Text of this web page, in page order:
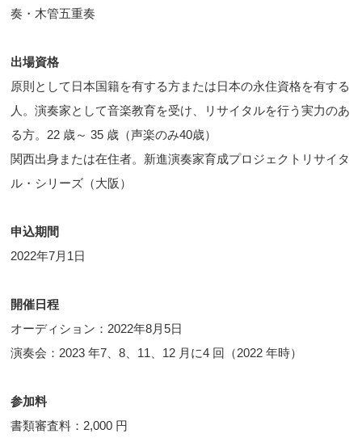
奏・木管五重奏
出場資格
原則として日本国籍を有する方または日本の永住資格を有する
人。演奏家として音楽教育を受け、リサイタルを行う実力のあ
る方。22 歳～ 35 歳（声楽のみ40歳）
関西出身または在住者。新進演奏家育成プロジェクトリサイタ
ル・シリーズ（大阪）
申込期間
2022年7月1日
開催日程
オーディション：2022年8月5日
演奏会：2023 年7、8、11、12 月に4 回（2022 年時）
参加料
書類審査料：2,000 円